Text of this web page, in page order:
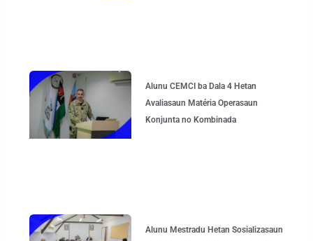
Alunu CEMCI ba Dala 4 Hetan
Avaliasaun Matéria Operasaun
Konjunta no Kombinada
Alunu Mestradu Hetan Sosializasaun